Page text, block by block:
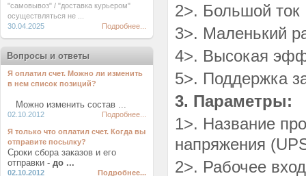
2>. Большой ток
3>. Маленький
4>. Высокая
5>. Поддержка
3. Параметры:
1>. Название
напряжения
2>. Рабочее
"самовывоз" / "доставка курьером"
осуществляться не ...
30.04.2025
Подробнее...
Вопросы и ответы
Я оплатил счет. Можно ли изменить
в нем список позиций?
Можно изменить состав ...
02.10.2012 Подробнее...
Я только что оплатил счет. Когда вы
отправите посылку?
Сроки сбора заказов и его
отправки - до ...
02.10.2012 Подробнее...